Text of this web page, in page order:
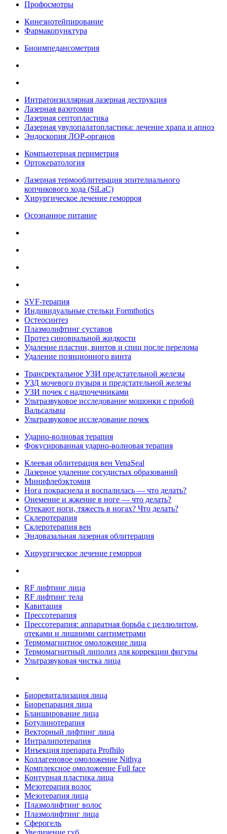
Профосмотры
Кинезиотейпирование
Фармакопунктура
Биоимпедансометрия
Интратонзиллярная лазерная деструкция
Лазерная вазотомия
Лазерная септопластика
Лазерная увулопалатопластика: лечение храпа и апноэ
Эндоскопия ЛОР-органов
Компьютерная периметрия
Ортокератология
Лазерная термооблитерация эпителиального
копчикового хода (SiLaC)
Хирургическое лечение геморроя
Осознанное питание
SVF-терапия
Индивидуальные стельки Formthotics
Остеосинтез
Плазмолифтинг суставов
Протез синовиальной жидкости
Удаление пластин, винтов и спиц после перелома
Удаление позиционного винта
Трансректальное УЗИ предстательной железы
УЗД мочевого пузыря и предстательной железы
УЗИ почек с надпочечниками
Ультразвуковое исследование мошонки с пробой
Вальсальвы
Ультразвуковое исследование почек
Ударно-волновая терапия
Фокусированная ударно-волновая терапия
Клеевая облитерация вен VenaSeal
Лазерное удаление сосудистых образований
Минифлебэктомия
Нога покраснела и воспалилась — что делать?
Онемение и жжение в ноге — что делать?
Отекают ноги, тяжесть в ногах? Что делать?
Склеротерапия
Склеротерапия вен
Эндовазальная лазерная облитерация
Хирургическое лечение геморроя
RF лифтинг лица
RF лифтинг тела
Кавитация
Прессотерапия
Прессотерапия: аппаратная борьба с целлюлитом,
отеками и лишними сантиметрами
Термомагнитное омоложение лица
Термомагнитный липолиз для коррекции фигуры
Ультразвуковая чистка лица
Биоревитализация лица
Биорепарация лица
Бланширование лица
Ботулинотерапия
Векторный лифтинг лица
Интралипотерапия
Инъекция препарата Profhilo
Коллагеновое омоложение Nithya
Комплексное омоложение Full face
Контурная пластика лица
Мезотерапия волос
Мезотерапия лица
Плазмолифтинг волос
Плазмолифтинг лица
Сферогель
Увеличение губ